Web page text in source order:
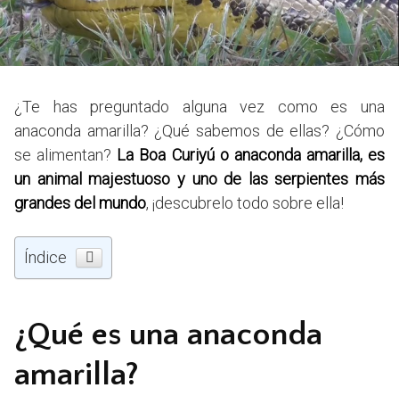
¿Te has preguntado alguna vez como es una
anaconda amarilla? ¿Qué sabemos de ellas? ¿Cómo
se alimentan? La Boa Curiyú o anaconda amarilla, es
un animal majestuoso y uno de las serpientes más
grandes del mundo, ¡descubrelo todo sobre ella!
Índice
¿Qué es una anaconda
amarilla?